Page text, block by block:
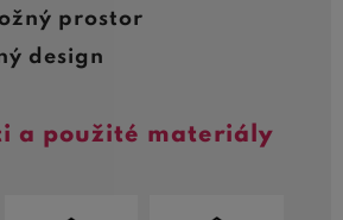
prostor
design
a použité materiály